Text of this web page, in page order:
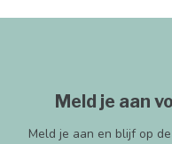
Meld je aan
Meld je aan en blijf op